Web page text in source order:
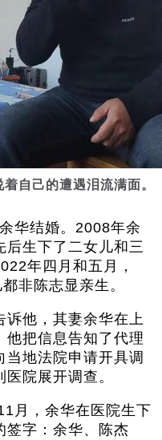
自己的遭遇泪流满面。
结婚。2008年余
后生下了二女儿和三
年四月和五月，
非陈志显亲生。
他，其妻余华在上
他把信息告知了代理
地法院申请开具调
院展开调查。
，余华在医院生下
签字：余华、陈杰